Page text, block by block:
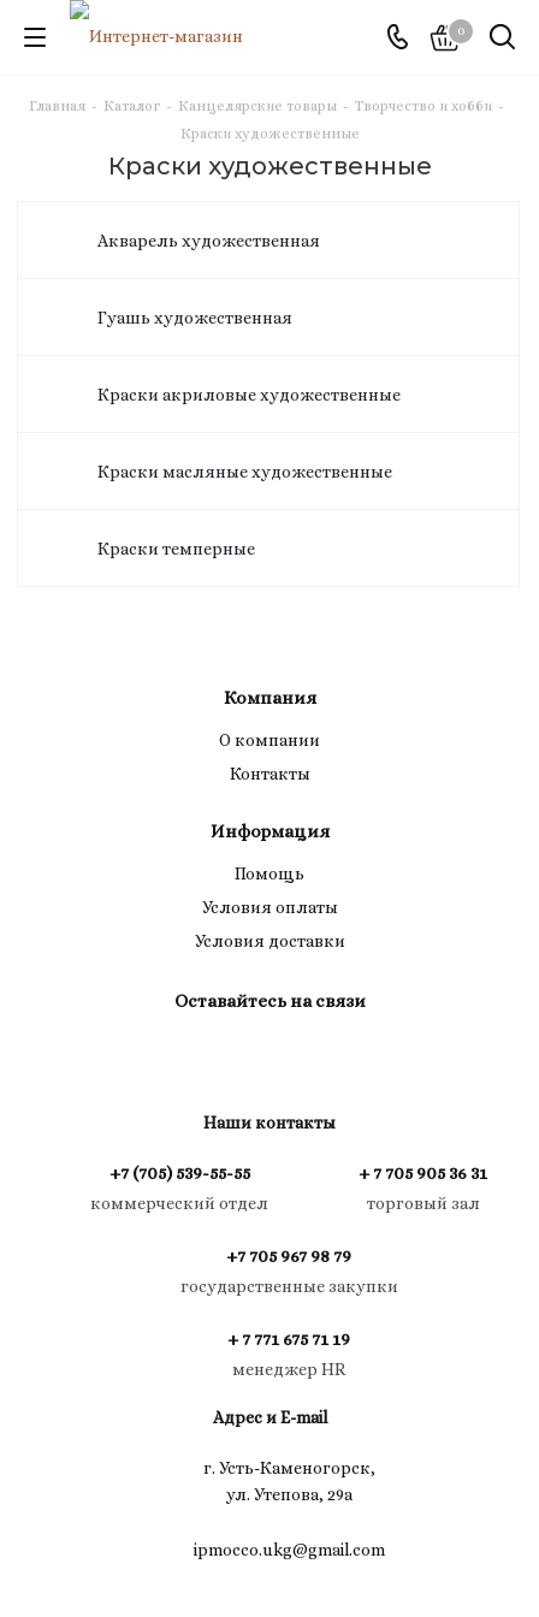
0
Главная - Каталог - Канцелярские товары - Творчество и хобби -
Краски художественные
Краски художественные
Акварель художественная
Гуашь художественная
Краски акриловые художественные
Краски масляные художественные
Краски темперные
Компания
О компании
Контакты
Информация
Помощь
Условия оплаты
Условия доставки
Оставайтесь на связи
Наши контакты
+7 (705) 539-55-55
коммерческий отдел
+ 7 705 905 36 31
торговый зал
+7 705 967 98 79
государственные закупки
+ 7 771 675 71 19
менеджер HR
Адрес и E-mail
г. Усть-Каменогорск,
ул. Утепова, 29а
ipmocco.ukg@gmail.com